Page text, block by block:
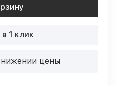
1 клик
цены